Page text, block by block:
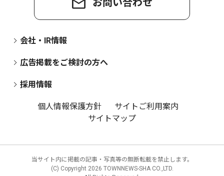
お問い合わせ
会社・IR情報
広告掲載をご検討の方へ
採用情報
個人情報保護方針
サイトご利用案内
サイトマップ
当サイト内に掲載の記事・写真等の無断転載を禁止します。
(C) Copyright 2026 TOWNNEWS-SHA CO.,LTD.